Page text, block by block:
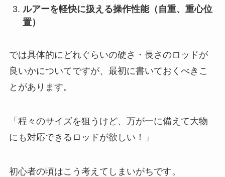
ルアーを軽快に扱える操作性能（自重、重心位
置）
では具体的にどれぐらいの硬さ・長さのロッドが
良いかについてですが、最初に書いておくべきこ
とがあります。
「程々のサイズを狙うけど、万が一に備えて大物
にも対応できるロッドが欲しい！」
初心者の頃はこう考えてしまいがちです。